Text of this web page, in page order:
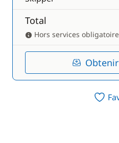
Total
Hors services